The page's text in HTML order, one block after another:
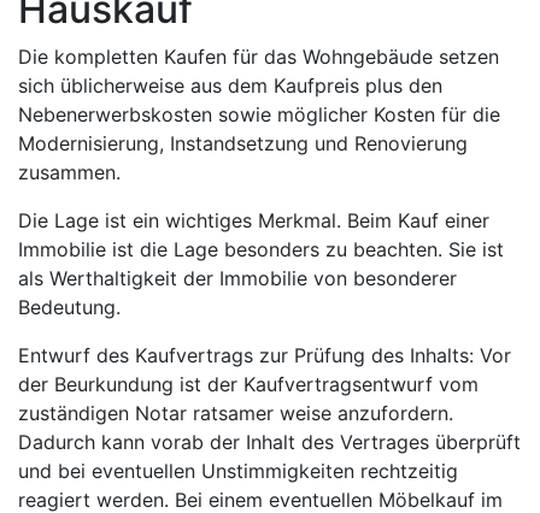
Die kompletten Kaufen für das Wohngebäude setzen
sich üblicherweise aus dem Kaufpreis plus den
Nebenerwerbskosten sowie möglicher Kosten für die
Modernisierung, Instandsetzung und Renovierung
zusammen.
Die Lage ist ein wichtiges Merkmal. Beim Kauf einer
Immobilie ist die Lage besonders zu beachten. Sie ist
als Werthaltigkeit der Immobilie von besonderer
Bedeutung.
Entwurf des Kaufvertrags zur Prüfung des Inhalts: Vor
der Beurkundung ist der Kaufvertragsentwurf vom
zuständigen Notar ratsamer weise anzufordern.
Dadurch kann vorab der Inhalt des Vertrages überprüft
und bei eventuellen Unstimmigkeiten rechtzeitig
reagiert werden. Bei einem eventuellen Möbelkauf im